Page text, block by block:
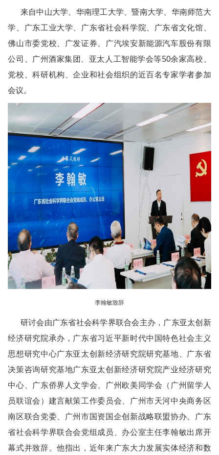
来自中山大学、华南理工大学、暨南大学、华南师范大
学、广东工业大学、广东省社会科学院、广东省文化馆、
佛山市委党校、广发证券、广汽埃安新能源汽车股份有限
公司、广州酒家集团、亚太人工智能学会等50余家高校、
党校、科研机构、企业和社会组织的近百名专家学者参加
会议。
李翰敏致辞
研讨会由广东省社会科学界联合会主办，广东亚太创新
经济研究院承办，广东省习近平新时代中国特色社会主义
思想研究中心广东亚太创新经济研究院研究基地、广东省
决策咨询研究基地广东亚太创新经济研究院产业经济研究
中心、广东侨界人文学会、广州欧美同学会（广州留学人
员联谊会）建言献策工作委员会、广州市天河中央商务区
南区联合党委、广州市国资国企创新战略联盟协办。广东
省社会科学界联合会党组成员、办公室主任李翰敏出席开
幕式并致辞。他指出，近年来广东大力发展实体经济和数